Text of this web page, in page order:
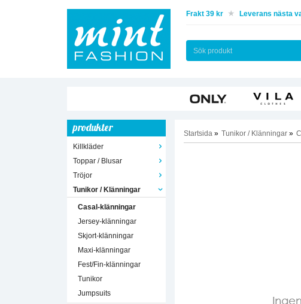
Frakt 39 kr Leverans nästa
produkter
Killkläder
Toppar / Blusar
Tröjor
Tunikor / Klänningar
Casal-klänningar
Jersey-klänningar
Skjort-klänningar
Maxi-klänningar
Fest/Fin-klänningar
Tunikor
Jumpsuits
Startsida » Tunikor / Klänningar »